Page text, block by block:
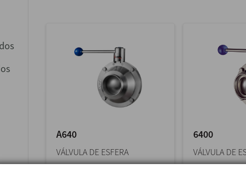
A640
VÁLVULA DE ESFERA
6400
VÁLVULA DE